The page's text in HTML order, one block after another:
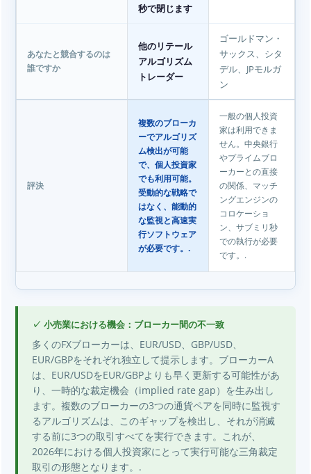
秒で閉じます
あなたと競合するのは
誰ですか
他のリテール
アルゴリズム
トレーダー
ゴールドマン・
サックス、シタ
デル、JPモルガ
ン
評決
複数のブローカ
ーでアルゴリズ
ム検出が可能
で、個人投資家
でも利用可能。
受動的な戦略で
はなく、能動的
な監視と高速実
行ソフトウェア
が必要です。.
一般の個人投資
家は利用できま
せん。中央銀行
やプライムブロ
ーカーとの直接
の関係、マッチ
ングエンジンの
コロケーショ
ン、サブミリ秒
での執行が必要
です。.
✓ 小売業における機会：ブローカー間の不一致
多くのFXブローカーは、EUR/USD、GBP/USD、
EUR/GBPをそれぞれ独立して提示します。ブローカーA
は、EUR/USDをEUR/GBPよりも早く更新する可能性があ
り、一時的な裁定機会（implied rate gap）を生み出し
ます。複数のブローカーの3つの通貨ペアを同時に監視す
るアルゴリズムは、このギャップを検出し、それが消滅
する前に3つの取引すべてを実行できます。これが、
2026年における個人投資家にとって実行可能な三角裁定
取引の形態となります。.